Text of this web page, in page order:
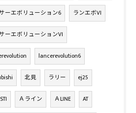
ーエボリューション6 ランエボVI
ーエボリューションVI
lancerevolution6
北見 ラリー ej25
Ａライン ＡLINE AT